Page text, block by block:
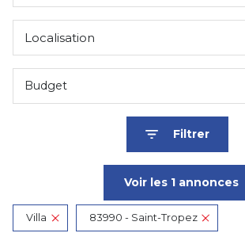
Localisation
Budget
Filtrer
Voir les 1annonces
Villa 83990 - Saint-Tropez